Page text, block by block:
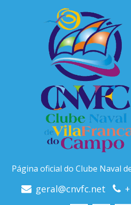
Página oficial do Clube Naval
geral@cnvfc.net